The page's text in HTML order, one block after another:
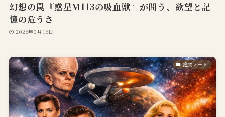
幻想の罠――『惑星M113の吸血獣』が問う、欲望と記
憶の危うさ
2026年3月16日
鑑賞ノート